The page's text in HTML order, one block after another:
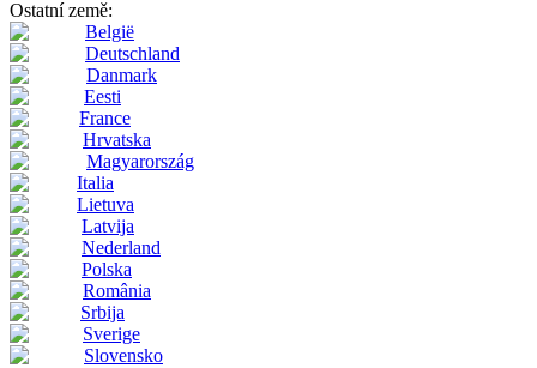
Ostatní země:
België
Deutschland
Danmark
Eesti
France
Hrvatska
Magyarország
Italia
Lietuva
Latvija
Nederland
Polska
România
Srbija
Sverige
Slovensko